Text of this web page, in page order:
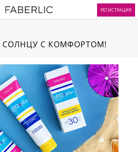
РЕГИСТРАЦИЯ
СОЛНЦУ С КОМФОРТОМ!